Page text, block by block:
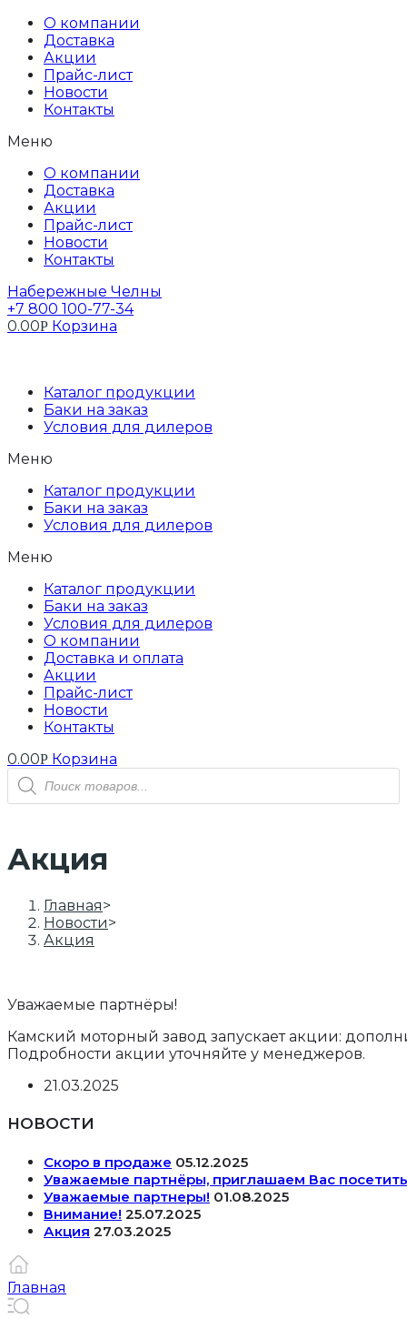
Перейти
содержимому
О компании
Доставка
Акции
Прайс-лист
Новости
Контакты
Меню
О компании
Доставка
Акции
Прайс-лист
Новости
Контакты
Набережные Челны
+7 800 100-77-34
0.00Р Корзина
Каталог продукции
Баки на заказ
Условия для дилеров
Меню
Каталог продукции
Баки на заказ
Условия для дилеров
Меню
Каталог продукции
Баки на заказ
Условия для дилеров
О компании
Доставка и оплата
Акции
Прайс-лист
Новости
Контакты
0.00Р Корзина
Поиск
товаров
Акция
Главная>
Новости>
Акция
Уважаемые партнёры!
Камский моторный завод запускает акции:
Подробности акции уточняйте у менеджеров.
Запись
21.03.2025
НОВОСТИ
Скоро в продаже 05.12.2025
Уважаемые партнёры, приглашаем Вас
Уважаемые партнеры! 01.08.2025
Внимание! 25.07.2025
Акция 27.03.2025
Главная